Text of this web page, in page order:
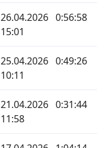
26.04.2026
15:01
0:56:58
25.04.2026
10:11
0:49:26
21.04.2026
11:58
0:31:44